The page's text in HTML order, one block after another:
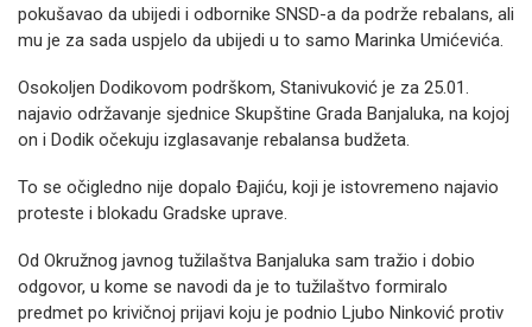
pokušavao da ubijedi i odbornike SNSD-a da podrže rebalans, ali
mu je za sada uspjelo da ubijedi u to samo Marinka Umićevića.
Osokoljen Dodikovom podrškom, Stanivuković je za 25.01.
najavio održavanje sjednice Skupštine Grada Banjaluka, na kojoj
on i Dodik očekuju izglasavanje rebalansa budžeta.
To se očigledno nije dopalo Đajiću, koji je istovremeno najavio
proteste i blokadu Gradske uprave.
Od Okružnog javnog tužilaštva Banjaluka sam tražio i dobio
odgovor, u kome se navodi da je to tužilaštvo formiralo
predmet po krivičnoj prijavi koju je podnio Ljubo Ninković protiv